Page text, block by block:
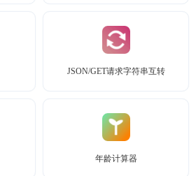
JSON/GET请求字符串互转
年龄计算器